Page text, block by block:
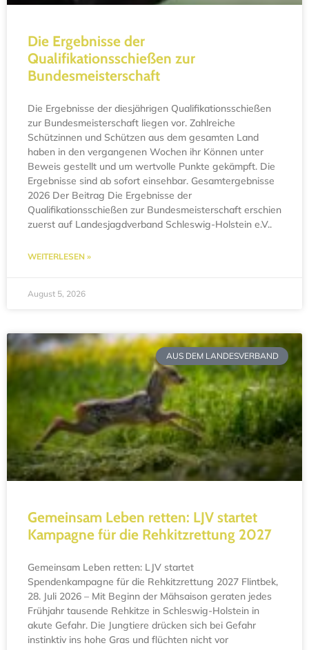
Die Ergebnisse der
Qualifikationsschießen zur
Bundesmeisterschaft
Die Ergebnisse der diesjährigen Qualifikationsschießen
zur Bundesmeisterschaft liegen vor. Zahlreiche
Schützinnen und Schützen aus dem gesamten Land
haben in den vergangenen Wochen ihr Können unter
Beweis gestellt und um wertvolle Punkte gekämpft. Die
Ergebnisse sind ab sofort einsehbar. Gesamtergebnisse
2026 Der Beitrag Die Ergebnisse der
Qualifikationsschießen zur Bundesmeisterschaft erschien
zuerst auf Landesjagdverband Schleswig-Holstein e.V..
WEITERLESEN »
August 5, 2026
AUS DEM LANDESVERBAND
Gemeinsam Leben retten: LJV startet
Kampagne für die Rehkitzrettung 2027
Gemeinsam Leben retten: LJV startet
Spendenkampagne für die Rehkitzrettung 2027 Flintbek,
28. Juli 2026 – Mit Beginn der Mähsaison geraten jedes
Frühjahr tausende Rehkitze in Schleswig-Holstein in
akute Gefahr. Die Jungtiere drücken sich bei Gefahr
instinktiv ins hohe Gras und flüchten nicht vor